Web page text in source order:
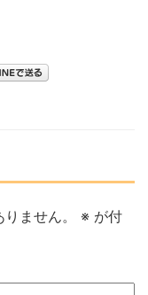
ません。 ※ が付